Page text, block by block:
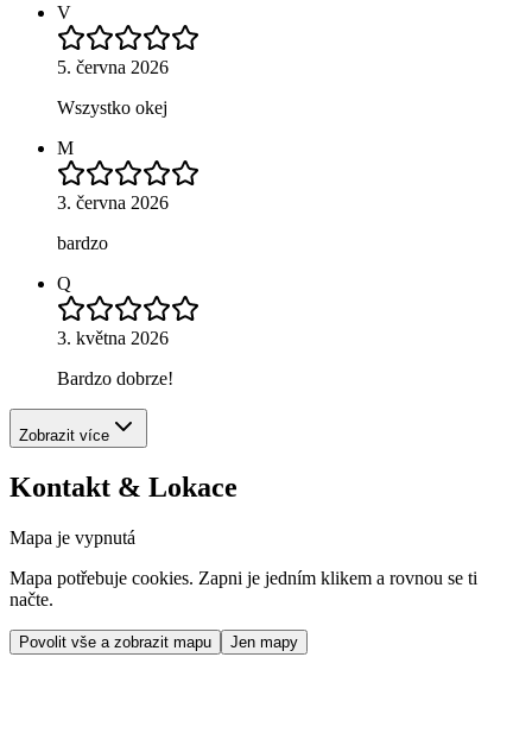
V
5. června 2026
Wszystko okej
M
3. června 2026
bardzo
Q
3. května 2026
Bardzo dobrze!
Zobrazit více
Kontakt & Lokace
Mapa je vypnutá
Mapa potřebuje cookies. Zapni je jedním klikem a rovnou se ti
načte.
Povolit vše a zobrazit mapu Jen mapy